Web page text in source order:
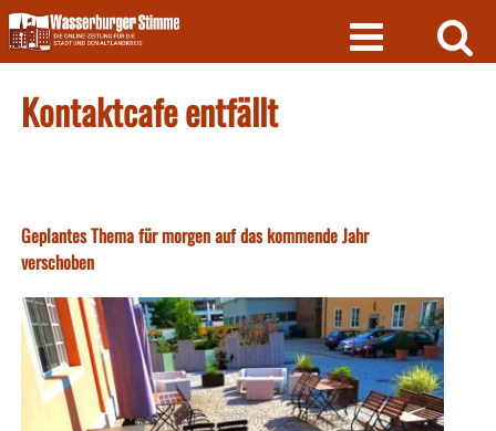
Skip
to
content
Kontaktcafe entfällt
Geplantes Thema für morgen auf das kommende Jahr
verschoben